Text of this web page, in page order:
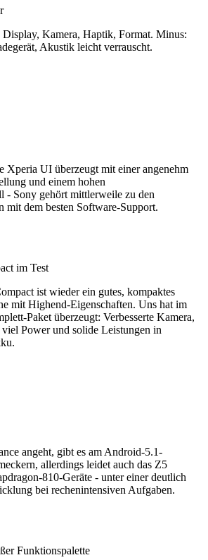
Kamera, Haptik, Format. Minus:
Akustik leicht verrauscht.
Xperia UI überzeugt mit einer angenehm
und einem hohen
- Sony gehört mittlerweile zu den
mit dem besten Software-Support.
im Test
ist wieder ein gutes, kompaktes
mit Highend-Eigenschaften. Uns hat im
Paket überzeugt: Verbesserte Kamera,
Power und solide Leistungen in
angeht, gibt es am Android-5.1-
allerdings leidet auch das Z5
810-Geräte - unter einer deutlich
bei rechenintensiven Aufgaben.
Funktionspalette